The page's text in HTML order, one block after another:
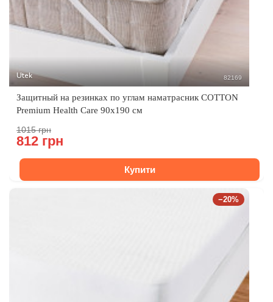
Utek 82169
Защитный на резинках по углам наматрасник COTTON
Premium Health Care 90x190 см
1015 грн
812 грн
Купити
−20%